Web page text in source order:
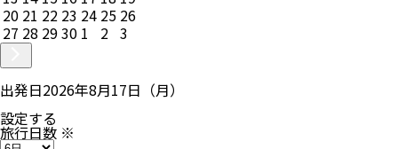
20 21 22 23 24 25 26
27 28 2930 1 2 3
出発日2026年8月17日（月）
設定する
旅行日数 ※